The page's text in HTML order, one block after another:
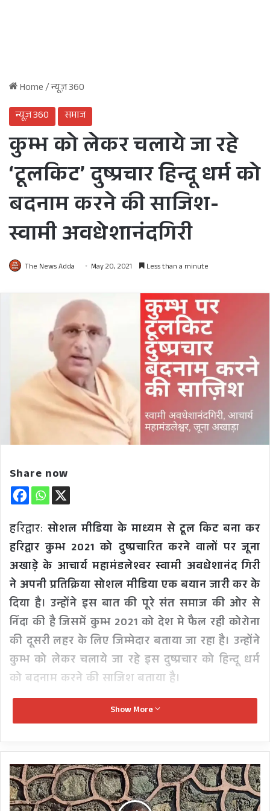
Home/न्यूज़ 360
न्यूज़ 360
समाज
कुम्भ को लेकर चलाये जा रहे
‘टूलकिट’ दुष्प्रचार हिन्दू धर्म को
बदनाम करने की साजिश-
स्वामी अवधेशानंदगिरी
The News Adda May 20, 2021 Less than a minute
Share now
हरिद्वार: सोशल मीडिया के माध्यम से टूल किट बना कर
हरिद्वार कुम्भ 2021 को दुष्प्रचारित करने वालों पर जूना
अखाड़े के आचार्य महामंडलेश्वर स्वामी अवधेशानंद गिरी
ने अपनी प्रतिक्रिया सोशल मीडिया एक बयान जारी कर के
दिया है। उन्होंने इस बात की पूरे संत समाज की ओर से
निंदा की है जिसमें कुम्भ 2021 को देश मे फैल रही कोरोना
की दूसरी लहर के लिए जिम्मेदार बताया जा रहा है। उन्होंने
कुम्भ को लेकर चलाये जा रहे इस दुष्प्रचार को हिन्दू धर्म
को बदनाम करने की साजिश बताया है।
Show More
डेढ़
दशक
सेवा
देकर